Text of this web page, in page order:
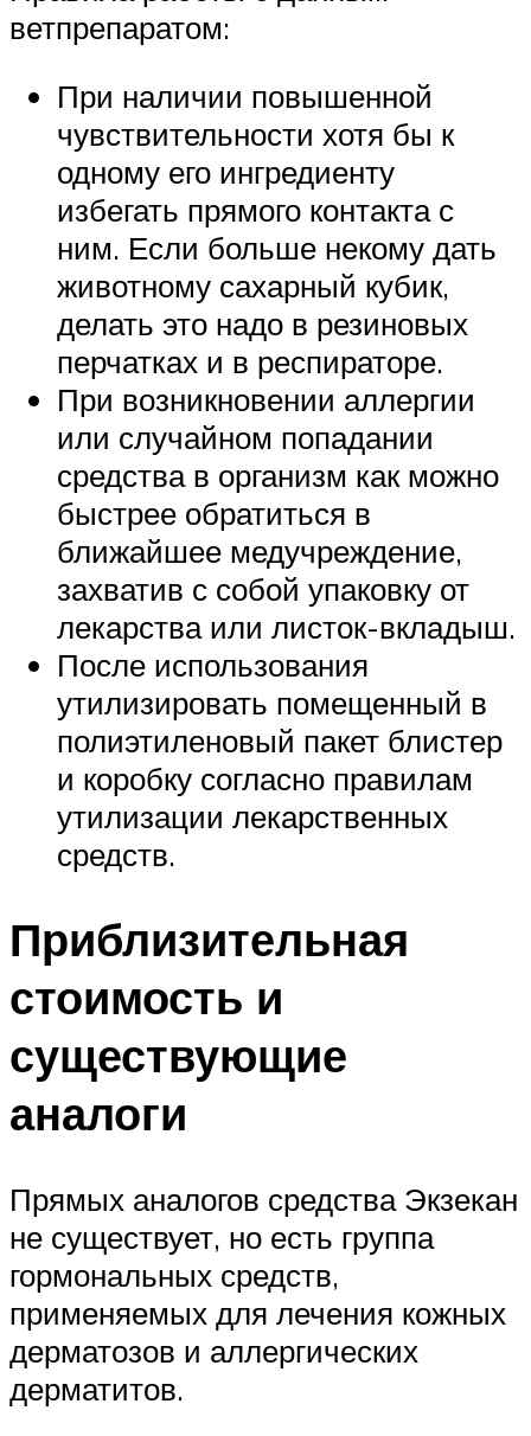
ветпрепаратом:
При наличии повышенной
чувствительности хотя бы к
одному его ингредиенту
избегать прямого контакта с
ним. Если больше некому дать
животному сахарный кубик,
делать это надо в резиновых
перчатках и в респираторе.
При возникновении аллергии
или случайном попадании
средства в организм как можно
быстрее обратиться в
ближайшее медучреждение,
захватив с собой упаковку от
лекарства или листок-вкладыш.
После использования
утилизировать помещенный в
полиэтиленовый пакет блистер
и коробку согласно правилам
утилизации лекарственных
средств.
Приблизительная
стоимость и
существующие
аналоги
Прямых аналогов средства Экзекан
не существует, но есть группа
гормональных средств,
применяемых для лечения кожных
дерматозов и аллергических
дерматитов.